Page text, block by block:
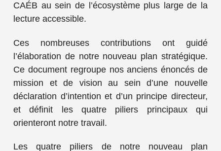
CAÉB au sein de l’écosystème plus large de la
lecture accessible.
Ces nombreuses contributions ont guidé
l’élaboration de notre nouveau plan stratégique.
Ce document regroupe nos anciens énoncés de
mission et de vision au sein d’une nouvelle
déclaration d’intention et d’un principe directeur,
et définit les quatre piliers principaux qui
orienteront notre travail.
Les quatre piliers de notre nouveau plan